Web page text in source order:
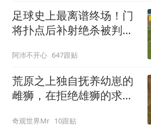
足球史上最离谱终场！门
将扑点后补射绝杀被判无
阿沛不开心 647跟贴
荒原之上独自抚养幼崽的
雌狮，在拒绝雄狮的求偶
奇观世界Mr 10跟贴